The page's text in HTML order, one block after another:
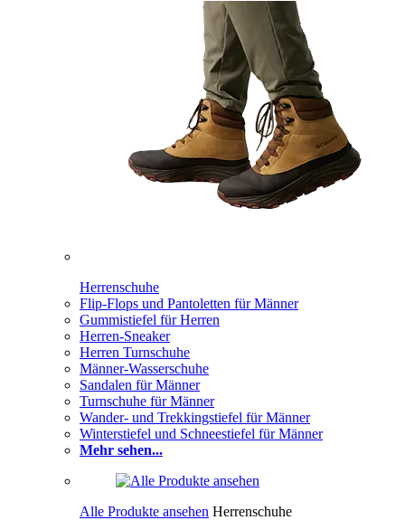
Herrenschuhe
Flip-Flops und Pantoletten für Männer
Gummistiefel für Herren
Herren-Sneaker
Herren Turnschuhe
Männer-Wasserschuhe
Sandalen für Männer
Turnschuhe für Männer
Wander- und Trekkingstiefel für Männer
Winterstiefel und Schneestiefel für Männer
Mehr sehen...
Alle Produkte ansehen Herrenschuhe